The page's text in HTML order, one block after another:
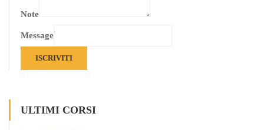
Note
Message
ISCRIVITI
ULTIMI CORSI